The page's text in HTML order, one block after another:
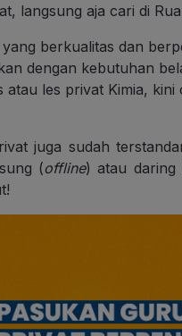
langsung aja cari di
berkualitas dan
dengan kebutuhan
les privat Kimia, kini
juga sudah
(offline) atau daring